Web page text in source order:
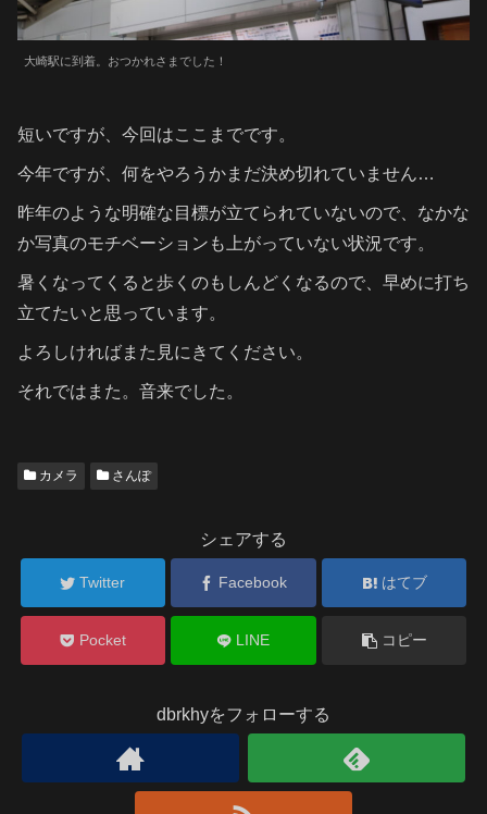
大崎駅に到着。おつかれさまでした！
短いですが、今回はここまでです。
今年ですが、何をやろうかまだ決め切れていません…
昨年のような明確な目標が立てられていないので、なかな
か写真のモチベーションも上がっていない状況です。
暑くなってくると歩くのもしんどくなるので、早めに打ち
立てたいと思っています。
よろしければまた見にきてください。
それではまた。音来でした。
カメラ さんぽ
シェアする
Twitter Facebook はてブ
Pocket LINE コピー
dbrkhyをフォローする